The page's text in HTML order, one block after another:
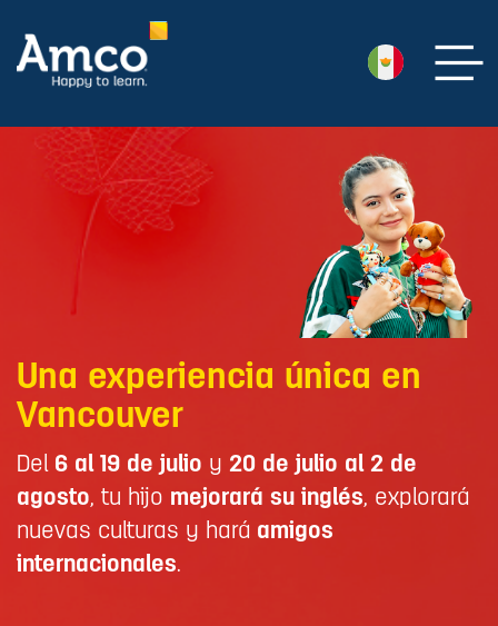
Una experiencia única en
Vancouver
Del 6 al 19 de julio y 20 de julio al 2 de
agosto, tu hijo mejorará su inglés, explorará
nuevas culturas y hará amigos
internacionales.